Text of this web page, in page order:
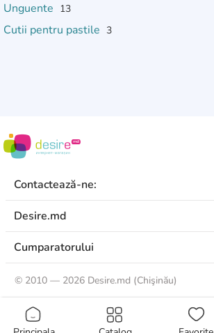
Unguente 13
Cutii pentru pastile 3
Contactează-ne:
Desire.md
Cumparatorului
© 2010 — 2026 Desire.md (Chişinău)